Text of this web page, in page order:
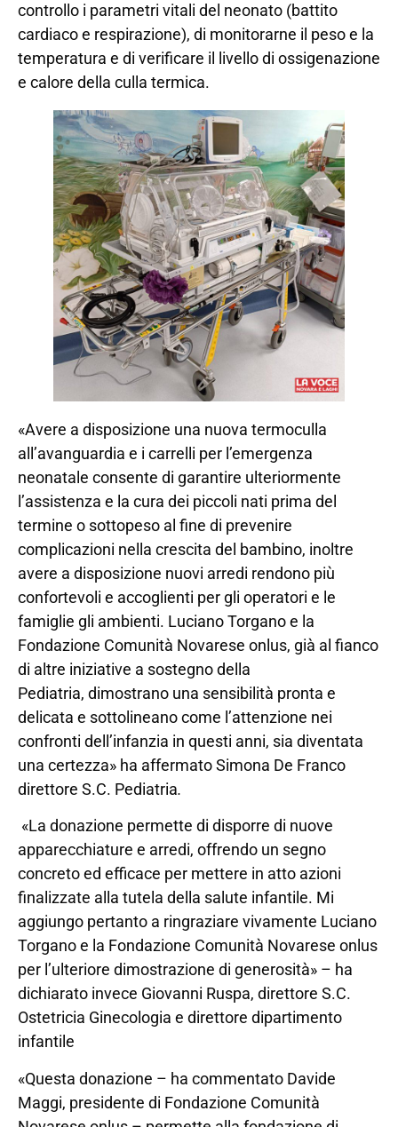
controllo i parametri vitali del neonato (battito
cardiaco e respirazione), di monitorarne il peso e la
temperatura e di verificare il livello di ossigenazione
e calore della culla termica.
«Avere a disposizione una nuova termoculla
all’avanguardia e i carrelli per l’emergenza
neonatale consente di garantire ulteriormente
l’assistenza e la cura dei piccoli nati prima del
termine o sottopeso al fine di prevenire
complicazioni nella crescita del bambino, inoltre
avere a disposizione nuovi arredi rendono più
confortevoli e accoglienti per gli operatori e le
famiglie gli ambienti. Luciano Torgano e la
Fondazione Comunità Novarese onlus, già al fianco
di altre iniziative a sostegno della
Pediatria, dimostrano una sensibilità pronta e
delicata e sottolineano come l’attenzione nei
confronti dell’infanzia in questi anni, sia diventata
una certezza» ha affermato Simona De Franco
direttore S.C. Pediatria.
«La donazione permette di disporre di nuove
apparecchiature e arredi, offrendo un segno
concreto ed efficace per mettere in atto azioni
finalizzate alla tutela della salute infantile. Mi
aggiungo pertanto a ringraziare vivamente Luciano
Torgano e la Fondazione Comunità Novarese onlus
per l’ulteriore dimostrazione di generosità» – ha
dichiarato invece Giovanni Ruspa, direttore S.C.
Ostetricia Ginecologia e direttore dipartimento
infantile
«Questa donazione – ha commentato Davide
Maggi, presidente di Fondazione Comunità